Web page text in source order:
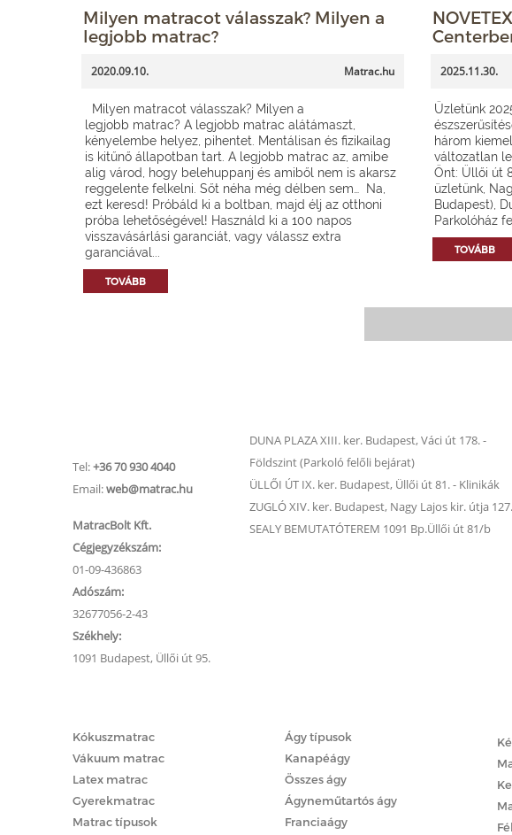
Milyen matracot válasszak? Milyen a
legjobb matrac?
2020.09.10. Matrac.hu
Milyen matracot válasszak? Milyen a
legjobb matrac? A legjobb matrac alátámaszt,
kényelembe helyez, pihentet. Mentálisan és fizikailag
is kitűnő állapotban tart. A legjobb matrac az, amibe
alig várod, hogy belehuppanj és amiből nem is akarsz
reggelente felkelni. Sőt néha még délben sem… Na,
ezt keresd! Próbáld ki a boltban, majd élj az otthoni
próba lehetőségével! Használd ki a 100 napos
visszavásárlási garanciát, vagy válassz extra
garanciával...
TOVÁBB
2025.11.30.
Üzletünk
három
változatlan
Önt: Üllői út
üzletünk,
Budapest),
Parkolóház
TOVÁBB
Tel:+36 70 930 4040
Email:web@matrac.hu
MatracBolt Kft.
Cégjegyzékszám:
01-09-436863
Adószám:
32677056-2-43
Székhely:
1091 Budapest, Üllői út 95.
DUNA PLAZA XIII. ker. Budapest, Váci út 178. -
Földszint (Parkoló felőli bejárat)
ÜLLŐI ÚT IX. ker. Budapest, Üllői út 81. - Klinikák
ZUGLÓ XIV. ker. Budapest, Nagy Lajos kir. útja 127.
SEALY BEMUTATÓTEREM 1091 Bp.Üllői út 81/b
Kókuszmatrac
Vákuum matrac
Latex matrac
Gyerekmatrac
Matrac típusok
Ágy típusok
Kanapéágy
Összes ágy
Ágyneműtartós ágy
Franciaágy